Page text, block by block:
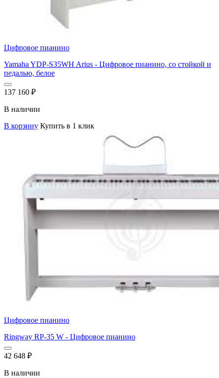
Цифровое пианино
Yamaha YDP-S35WH Arius - Цифровое пианино, со стойкой и
педалью, белое
137 160 ₽
В наличии
В корзину Купить в 1 клик
Цифровое пианино
Ringway RP-35 W - Цифровое пианино
42 648 ₽
В наличии